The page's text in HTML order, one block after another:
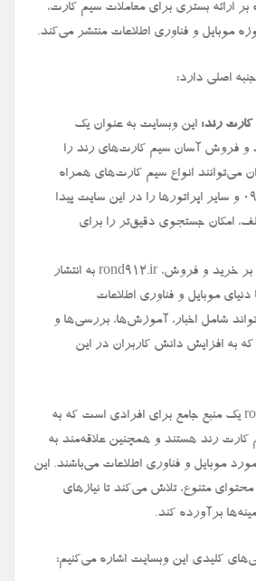
ارائه بستری برای معاملات سیم کارت،
موبایل و فناوری اطلاعات منتشر می‌کند.
رند: این وبسایت به عنوان یک
و فروش آسان سیم کارت‌های رند را
می‌توانند انواع سیم کارت‌های همراه
اول با کدهای مختلف ۰۹۱۲ و سایر اپراتورها را در این سایت پیدا
امکان جستجوی دقیق‌تر را برای
علاوه بر خرید و فروش، rond912.ir به انتشار
موبایل و فناوری اطلاعات
شامل اخبار، آموزش‌ها، بررسی‌ها و
به افزایش دانش کاربران در این
به طور خلاصه، rond912.ir یک منبع جامع برای افرادی است که به
کارت رند هستند و همچنین علاقه‌مند به
موبایل و فناوری اطلاعات می‌باشند. این
متنوع، تلاش می‌کند تا نیازهای
برآورده کند.
کلیدی این وبسایت اشاره می‌کنیم: